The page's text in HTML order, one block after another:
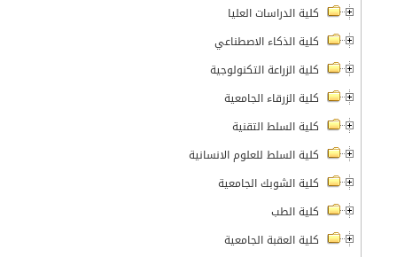
كلية الدراسات العليا
كلية الذكاء الاصطناعي
كلية الزراعة التكنولوجية
كلية الزرقاء الجامعية
كلية السلط التقنية
كلية السلط للعلوم الانسانية
كلية الشوبك الجامعية
كلية الطب
كلية العقبة الجامعية